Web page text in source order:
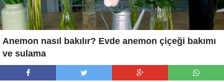
Anemon nasıl bakılır? Evde anemon çiçeği bakımı
ve sulama